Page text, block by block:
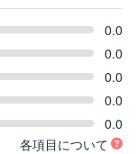
0.0
0.0
0.0
0.0
0.0
各項目について